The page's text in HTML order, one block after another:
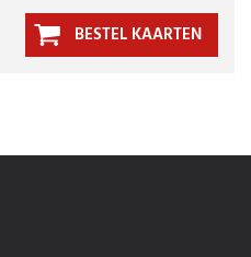
BESTEL KAARTEN